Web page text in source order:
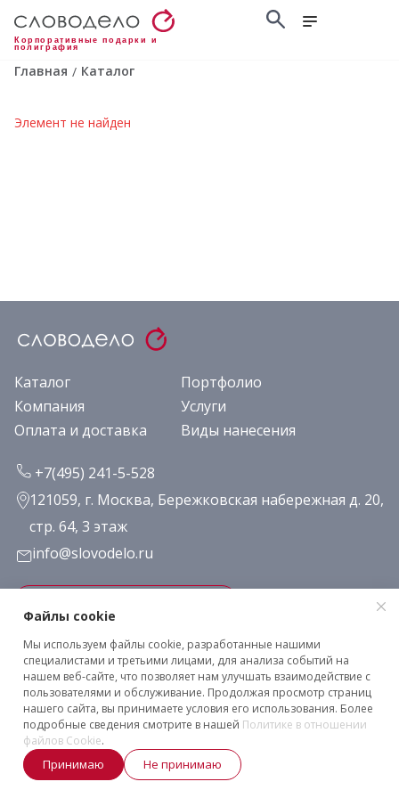
Корпоративные подарки и
полиграфия
Главная / Каталог
Элемент не найден
Каталог
Портфолио
Компания
Услуги
Оплата и доставка
Виды нанесения
+7(495) 241-5-528
121059, г. Москва, Бережковская набережная д. 20,
стр. 64, 3 этаж
info@slovodelo.ru
Заказать звонок
Подписаться на рассылку
Клиентское соглашение
Политика конфиденциальности
2026 © «Словодело». Все права защищены
Файлы cookie
Мы используем файлы cookie, разработанные нашими
специалистами и третьими лицами, для анализа событий на
нашем веб-сайте, что позволяет нам улучшать взаимодействие с
пользователями и обслуживание. Продолжая просмотр страниц
нашего сайта, вы принимаете условия его использования. Более
подробные сведения смотрите в нашей Политике в отношении
файлов Cookie.
Принимаю Не принимаю